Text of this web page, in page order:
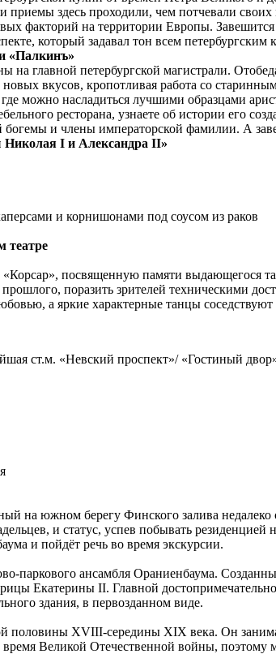
здесь проходили, чем потчевали своих
факторий на территории Европы.
который задавал тон всем петербургским
«Палкинъ»
на главной петербургской магистрали.
вкусов, кропотливая работа со
можно насладиться лучшими образцами
ресторана, узнаете об истории его
богемы и члены императорской фамилии. А
Николая I и Александра II»
и корнишонами под соусом из раков
театре
«Корсар», посвященную памяти
прошлого, поразить зрителей техническими
а яркие характерные танцы
ст.м. «Невский проспект»/ «Гостиный
на южном берегу Финского залива
и статус, успев побывать резиденцией
и пойдёт речь во время экскурсии.
паркового ансамбля Ораниенбаума.
Екатерины II. Главной
здания, в первозданном виде.
половины XVIII-середины XIX века. Он
Великой Отечественной войны, поэтому